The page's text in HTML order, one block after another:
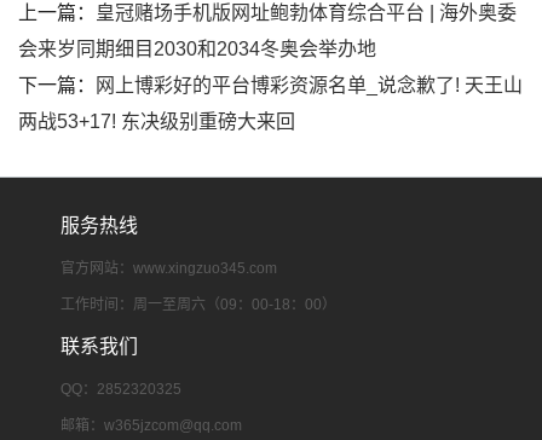
上一篇：
皇冠赌场手机版网址鲍勃体育综合平台 | 海外奥委
会来岁同期细目2030和2034冬奥会举办地
下一篇：
网上博彩好的平台博彩资源名单_说念歉了! 天王山
两战53+17! 东决级别重磅大来回
服务热线
官方网站：www.xingzuo345.com
工作时间：周一至周六（09：00-18：00）
联系我们
QQ：2852320325
邮箱： w365jzcom@qq.com